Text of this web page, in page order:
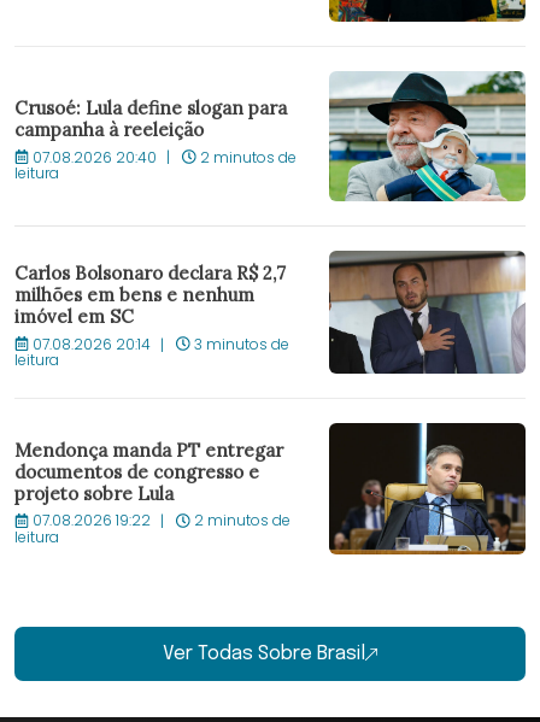
Crusoé: Lula define slogan para
campanha à reeleição
07.08.2026 20:40 2 minutos de
leitura
Carlos Bolsonaro declara R$ 2,7
milhões em bens e nenhum
imóvel em SC
07.08.2026 20:14 3 minutos de
leitura
Mendonça manda PT entregar
documentos de congresso e
projeto sobre Lula
07.08.2026 19:22 2 minutos de
leitura
Ver Todas Sobre Brasil